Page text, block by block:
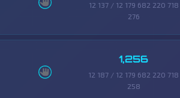
12 137 / 12 179 682 220 718
276
1,256
12 187 / 12 179 682 220 718
258